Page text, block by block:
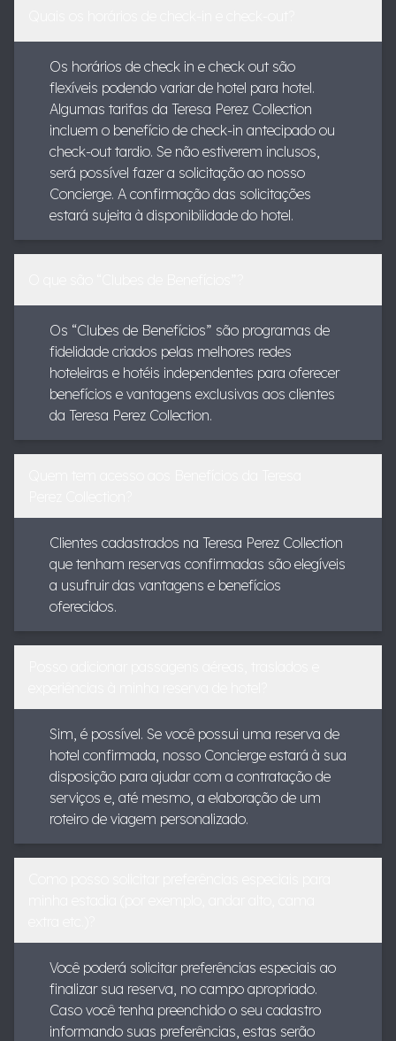
Os horários de check in e check out são
flexíveis podendo variar de hotel para hotel.
Algumas tarifas da Teresa Perez Collection
incluem o benefício de check-in antecipado ou
check-out tardio. Se não estiverem inclusos,
será possível fazer a solicitação ao nosso
Concierge. A confirmação das solicitações
estará sujeita à disponibilidade do hotel.
Os “Clubes de Benefícios” são programas de
fidelidade criados pelas melhores redes
hoteleiras e hotéis independentes para oferecer
benefícios e vantagens exclusivas aos clientes
da Teresa Perez Collection.
Clientes cadastrados na Teresa Perez Collection
que tenham reservas confirmadas são elegíveis
a usufruir das vantagens e benefícios
oferecidos.
Sim, é possível. Se você possui uma reserva de
hotel confirmada, nosso Concierge estará à sua
disposição para ajudar com a contratação de
serviços e, até mesmo, a elaboração de um
roteiro de viagem personalizado.
Você poderá solicitar preferências especiais ao
finalizar sua reserva, no campo apropriado.
Caso você tenha preenchido o seu cadastro
informando suas preferências, estas serão